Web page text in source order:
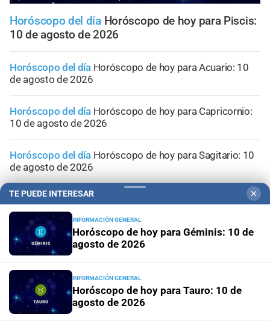
Horóscopo del día Horóscopo de hoy para Piscis:
10 de agosto de 2026
Horóscopo del día Horóscopo de hoy para Acuario: 10
de agosto de 2026
Horóscopo del día Horóscopo de hoy para Capricornio:
10 de agosto de 2026
Horóscopo del día Horóscopo de hoy para Sagitario: 10
de agosto de 2026
Horóscopo del día Horóscopo de hoy para Escorpio: 10
de agosto de 2026
TE PUEDE INTERESAR ✕
INFORMACIÓN GENERAL
Horóscopo de hoy para Géminis: 10 de
agosto de 2026
INFORMACIÓN GENERAL
Horóscopo de hoy para Tauro: 10 de
agosto de 2026